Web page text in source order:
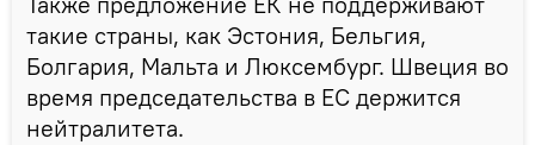
такие страны, как Эстония, Бельгия,
Болгария, Мальта и Люксембург. Швеция во
время председательства в ЕС держится
нейтралитета.